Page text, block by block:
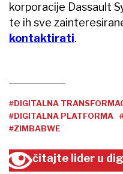
korporacije Dassault
te ih sve
kontaktirati.
#DIGITALNA
#DIGITALNA PLATFORMA
#ZIMBABWE
čitajte lider u